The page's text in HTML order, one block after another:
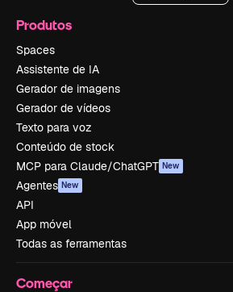
Produtos
Spaces
Assistente de IA
Gerador de imagens
Gerador de vídeos
Texto para voz
Conteúdo de stock
MCP para Claude/ChatGPT New
Agentes New
API
App móvel
Todas as ferramentas
Começar